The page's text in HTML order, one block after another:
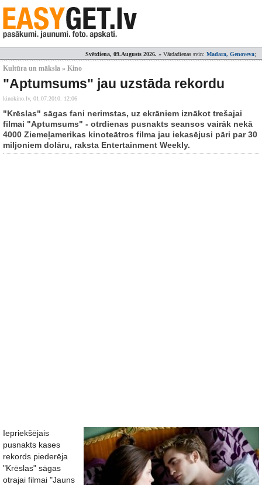
Svētdiena, 09.Augusts 2026. » Vārdadienas svin: Madara, Genoveva;
Kultūra un māksla » Kino
"Aptumsums" jau uzstāda rekordu
kinokino.lv, 01.07.2010. 12:06
"Krēslas" sāgas fani nerimstas, uz ekrāniem iznākot trešajai
filmai "Aptumsums" - otrdienas pusnakts seansos vairāk nekā
4000 Ziemeļamerikas kinoteātros filma jau iekasējusi pāri par 30
miljoniem dolāru, raksta Entertainment Weekly.
Iepriekšējais
pusnakts kases
rekords piederēja
"Krēslas" sāgas
otrajai filmai "Jauns